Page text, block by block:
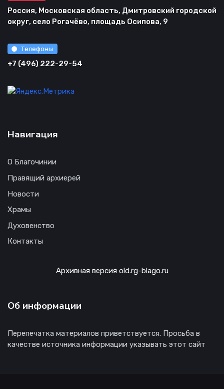
Россия, Московская область, Дмитровский городской
округ, село Рогачёво, площадь Осипова, 9
Телефоны
+7 (496) 222-29-54
Навигация
О Благочинии
Правящий архиерей
Новости
Храмы
Духовенство
Контакты
Архивная версия old.rg-blago.ru
Об информации
Перепечатка материалов приветствуется. Просьба в
качестве источника информации указывать этот сайт